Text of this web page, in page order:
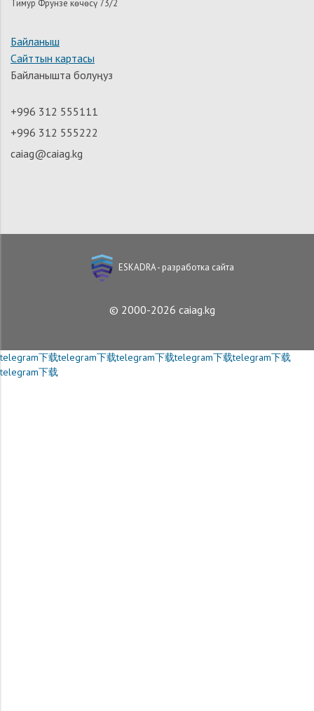
Тимур Фрунзе көчөсү 73/2
Байланыш
Сайттын картасы
Байланышта болуңуз
+996 312 555111
+996 312 555222
caiag@caiag.kg
ESKADRA - разработка сайта
© 2000-2026 caiag.kg
telegram下载telegram下载telegram下载telegram下载telegram下载
telegram下载